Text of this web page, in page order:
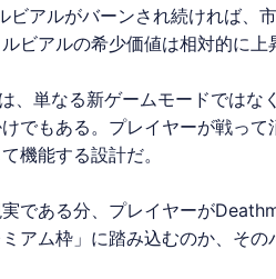
ビアルがバーンされ続ければ、
ビアルの希少価値は相対的に上
単なる新ゲームモードではなく
でもある。プレイヤーが戦っ
機能する設計だ。
である分、プレイヤーが
アム枠」に踏み込むのか、その